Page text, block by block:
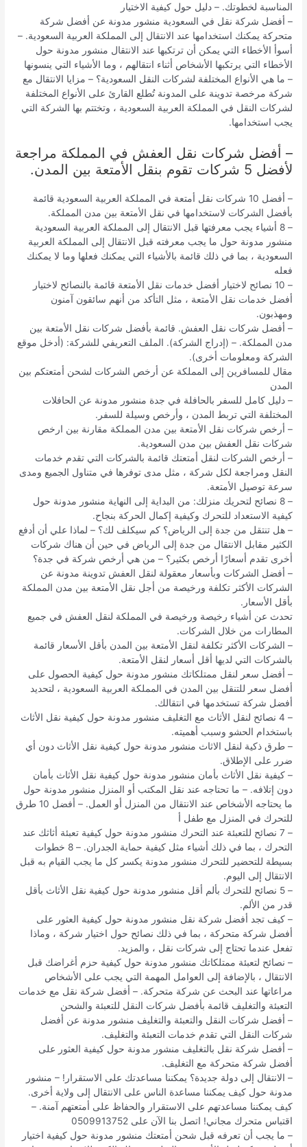
المناسبة لخطوتك. – دليل حول كيفية الاختيار
– أفضل شركة نقل في السعودية منشور مدونة عن أفضل شركة
متحركة يمكنك استخدامها عند الانتقال إلى المملكة العربية السعودية. –
أسوأ الأخطاء التي يمكن أن ترتكبها عند الانتقال منشور مدونة حول
الأخطاء التي يرتكبها الأشخاص أثناء انتقالهم ، وما الأشياء التي ينسونها
– ما هي الأنواع المختلفة لشركات النقل السعودية؟ – مزايا الانتقال مع
شركة مرخصة تدوينة على المدونة تُطلع القارئ على الأنواع المختلفة
لشركات النقل في المملكة العربية السعودية ، وتختتم بها الشركة التي
يجب استخدامها.
– أفضل شركات نقل العفش في المملكة مراجعة
لأفضل 5 شركات تقوم بنقل الأمتعة بين المدن.
– أفضل 10 شركات نقل أمتعة في المملكة العربية السعودية قائمة
بأفضل الشركات لاستخدامها في نقل الأمتعة بين مدن المملكة.
– 8 أشياء يجب معرفتها قبل الانتقال إلى المملكة العربية السعودية
منشور مدونة حول ما يجب معرفته قبل الانتقال إلى المملكة العربية
السعودية ، بما في ذلك قائمة بالأشياء التي يمكنك فعلها وما لا يمكنك
فعله
– 10 نصائح لاختيار أفضل خدمات نقل الأمتعة قائمة بالنصائح لاختيار
أفضل خدمات نقل الأمتعة ، مثل التأكد من أنهم سائقون آمنون
ومهذبون.
– أفضل شركات نقل العفش. قائمة بأفضل شركات نقل الأمتعة بين
مدن المملكة. – (إدراج الشركة). الملف التعريفي للشركة: (أدخل موقع
الشركة ومعلومات أخرى).
مقال للمسافرين إلى المملكة عن أرخص الشركات لشحن أمتعتكم بين
المدن
– دليل كامل للسفر بالحافلة في جدة منشور مدونة عن الحافلات
المختلفة التي تربط المدن ، وأرخص وسيلة للسفر.
– أرخص شركات نقل الأمتعة بين مدن المملكة مقارنة بين ارخص
شركات نقل العفش بين مدن السعودية.
– أرخص الشركات لنقل أمتعتك قائمة بالشركات التي تقدم خدمات
النقل ومراجعة لكل شركة ، مثل مدى توفرها في متناول الجميع ومدى
سرعة توصيل الأمتعة.
– 8 نصائح لتحريك منزلك: من البداية إلى النهاية منشور مدونة حول
كيفية الاستعداد للتحرك وكيفية إكمال الحركة بنجاح.
– هل تنتقل من جدة إلى الرياض؟ كم سيكلف لك؟ – لماذا علي أن أدفع
الكثير مقابل الانتقال من جدة إلى الرياض في حين أن هناك شركات
أخرى تقدم أسعارًا أرخص بكثير؟ – من هي أرخص شركة في جدة؟
– أفضل الشركات وبأسعار معقولة لنقل العفش تدوينة مدونة عن
الشركات الأكثر تكلفة ورخيصة من أجل نقل الأمتعة بين مدن المملكة
بأقل الأسعار.
تحدث عن أشياء رخيصة ورخيصة في المملكة لنقل العفش في جميع
المطارات من خلال الشركات.
– الشركات الأكثر تكلفة لنقل الأمتعة بين المدن بأقل الأسعار قائمة
بالشركات التي لديها أقل أسعار لنقل الأمتعة.
– أفضل سعر لنقل ممتلكاتك منشور مدونة حول كيفية الحصول على
أفضل سعر للتنقل بين المدن في المملكة العربية السعودية ، لتحديد
أفضل شركة تستخدمها في انتقالك.
– 4 نصائح لنقل الأثاث مع التغليف منشور مدونة حول كيفية نقل الأثاث
باستخدام الحشو وسبب أهميته.
– طرق ذكية لنقل الاثاث منشور مدونة حول كيفية نقل الأثاث دون أي
ضرر على الإطلاق.
– كيفية نقل الأثاث بأمان منشور مدونة حول كيفية نقل الأثاث بأمان
دون إتلافه. – ما تحتاجه عند نقل المكتب أو المنزل منشور مدونة حول
ما يحتاجه الأشخاص عند الانتقال من المنزل أو العمل. – أفضل 10 طرق
للتحرك في المنزل مع طفل أ
– 7 نصائح للتعبئة عند التحرك منشور مدونة حول كيفية تعبئة أثاثك عند
التحرك ، بما في ذلك أشياء مثل كيفية حماية الجدران. – 8 خطوات
بسيطة للتحضير للتحرك منشور مدونة يكسر كل ما يجب القيام به قبل
الانتقال إلى اليوم.
– 5 نصائح للتحرك بألم أقل منشور مدونة حول كيفية نقل الأثاث بأقل
قدر من الألم.
– كيف تجد أفضل شركة نقل منشور مدونة حول كيفية العثور على
أفضل شركة متحركة ، بما في ذلك نصائح حول اختيار شركة ، وماذا
تفعل عندما تحتاج إلى شركات نقل ، والمزيد.
– نصائح لتعبئة ممتلكاتك منشور مدونة حول كيفية حزم أغراضك قبل
الانتقال ، بالإضافة إلى العوامل المهمة التي يجب على الأشخاص
مراعاتها عند البحث عن شركة متحركة. – أفضل شركة نقل مع خدمات
التعبئة والتغليف قائمة بأفضل شركات النقل للتعبئة والشحن
– أفضل شركات النقل والتعبئة والتغليف منشور مدونة عن أفضل
شركات النقل التي تقدم خدمات التعبئة والتغليف.
– أفضل شركة نقل بالتغليف منشور مدونة حول كيفية العثور على
أفضل شركة متحركة مع التغليف.
– الانتقال إلى دولة جديدة؟ يمكننا مساعدتك على الاستقرار! – منشور
مدونة حول كيف يمكننا مساعدة الناس على الانتقال إلى ولاية أخرى.
كيف يمكننا مساعدتهم على الاستقرار والحفاظ على أمتعتهم آمنة. –
اقتباس متحرك مجاني! اتصل بنا الآن على 0509913752
– ما يجب أن تعرفه قبل شحن أمتعتك منشور مدونة حول كيفية اختيار